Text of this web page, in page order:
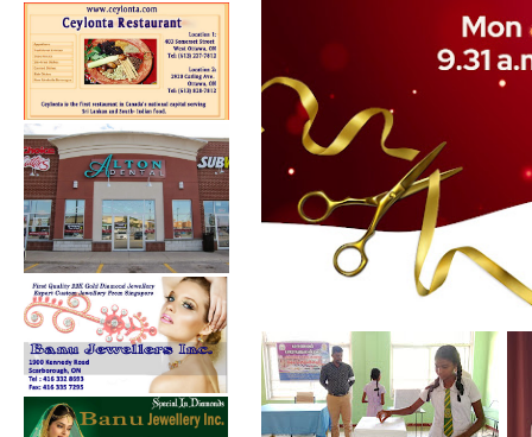
கல்குடா கல்வி வலயத்தின்
இணையத்தளம் ...